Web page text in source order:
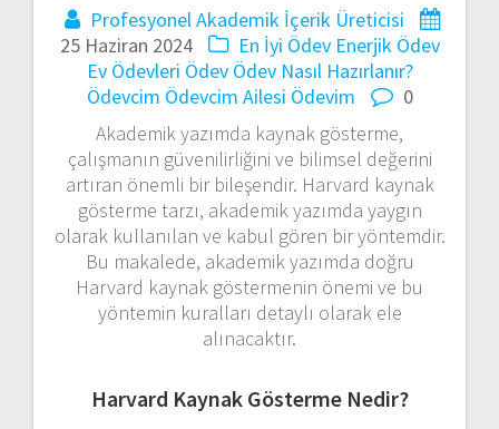
Profesyonel Akademik İçerik Üreticisi
25 Haziran 2024
En İyi Ödev Enerjik Ödev
Ev Ödevleri Ödev Ödev Nasıl Hazırlanır?
Ödevcim Ödevcim Ailesi Ödevim
0
Akademik yazımda kaynak gösterme,
çalışmanın güvenilirliğini ve bilimsel değerini
artıran önemli bir bileşendir. Harvard kaynak
gösterme tarzı, akademik yazımda yaygın
olarak kullanılan ve kabul gören bir yöntemdir.
Bu makalede, akademik yazımda doğru
Harvard kaynak göstermenin önemi ve bu
yöntemin kuralları detaylı olarak ele
alınacaktır.
Harvard Kaynak Gösterme Nedir?